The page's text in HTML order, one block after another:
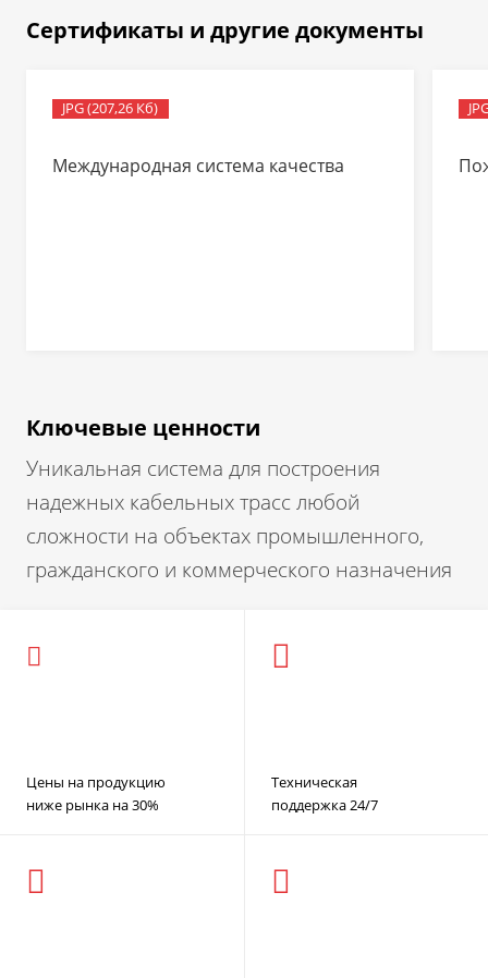
Сертификаты и другие документы
JPG (207,26 Кб)
Международная система качества
Ключевые ценности
Уникальная система для построения
надежных кабельных трасс любой
сложности на объектах промышленного,
гражданского и коммерческого назначения
Цены на продукцию
ниже рынка на 30%
Техническая
поддержка 24/7